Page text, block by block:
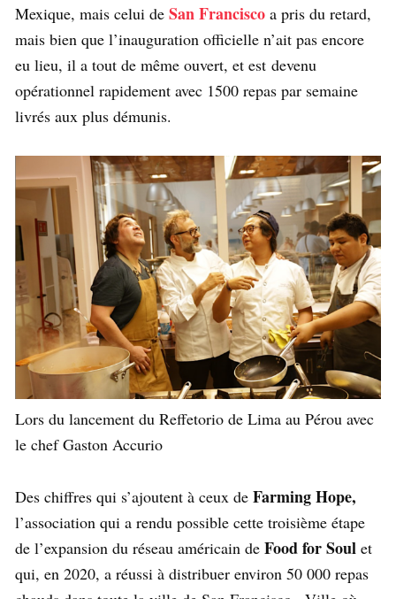
Mexique, mais celui de San Francisco a pris du retard,
mais bien que l’inauguration officielle n’ait pas encore
eu lieu, il a tout de même ouvert, et est devenu
opérationnel rapidement avec 1500 repas par semaine
livrés aux plus démunis.
Lors du lancement du Reffetorio de Lima au Pérou avec
le chef Gaston Accurio
Des chiffres qui s’ajoutent à ceux de Farming Hope,
l’association qui a rendu possible cette troisième étape
de l’expansion du réseau américain de Food for Soul et
qui, en 2020, a réussi à distribuer environ 50 000 repas